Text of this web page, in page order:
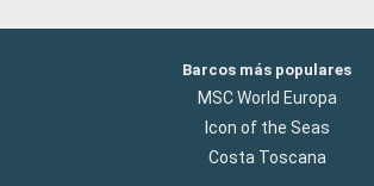
Barcos más populares
MSC World Europa
Icon of the Seas
Costa Toscana